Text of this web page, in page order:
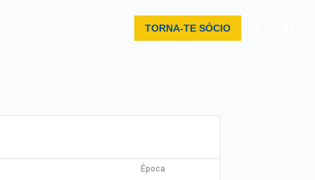
TORNA-TE SÓCIO
Época